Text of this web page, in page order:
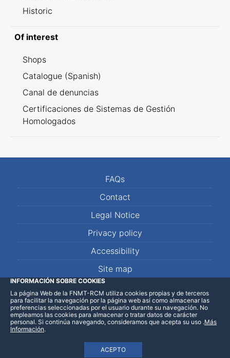
Historic
Of interest
Shops
Catalogue (Spanish)
Canal de denuncias
Certificaciones de Sistemas de Gestión
Homologados
FAQs
Contact
Legal Notice
Privacy policy
Accessibility
Site map
LinkedInFacebookWhatsApp
INFORMACIÓN SOBRE COOKIES
La página Web de la FNMT-RCM utiliza cookies propias y de terceros
para facilitar la navegación por la página web así como almacenar las
preferencias seleccionadas por el usuario durante su navegación. No
empleamos las cookies para almacenar o tratar datos de carácter
personal. Si continúa navegando, consideramos que acepta su uso
ACEPTO
.Más
Información.